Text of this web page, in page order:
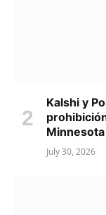
Kalshi y
Minnesota
July 30, 2026